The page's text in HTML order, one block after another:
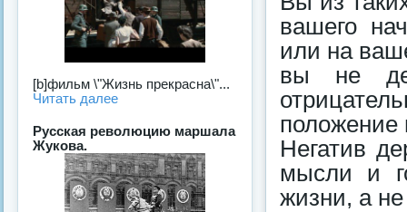
вашего
или на
вы не
Негатив
мысли и
жизни, а
[b]фильм \"Жизнь прекрасна\"...
Читать далее
Русская революцию маршала
Жукова.